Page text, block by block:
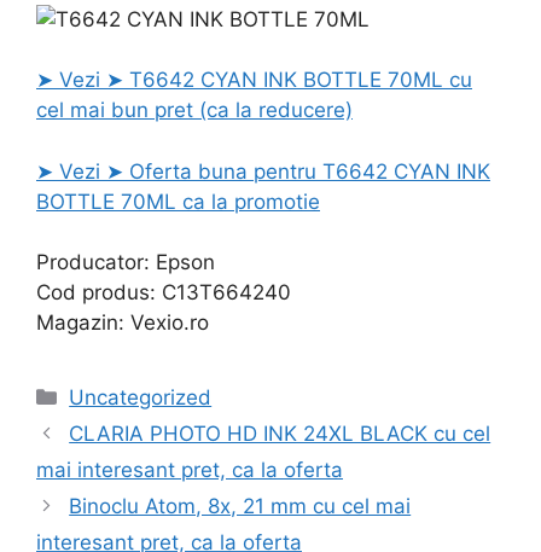
➤ Vezi ➤ T6642 CYAN INK BOTTLE 70ML cu
cel mai bun pret (ca la reducere)
➤ Vezi ➤ Oferta buna pentru T6642 CYAN INK
BOTTLE 70ML ca la promotie
Producator: Epson
Cod produs: C13T664240
Magazin: Vexio.ro
Categories
Uncategorized
CLARIA PHOTO HD INK 24XL BLACK cu cel
mai interesant pret, ca la oferta
Binoclu Atom, 8x, 21 mm cu cel mai
interesant pret, ca la oferta